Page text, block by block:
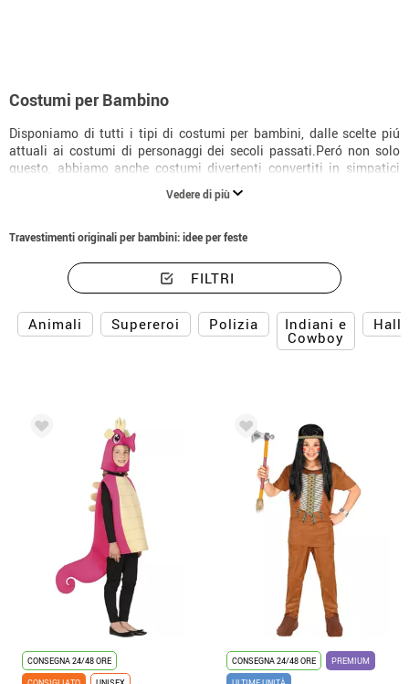
Costumi per Bambino
Disponiamo di tutti i tipi di costumi per bambini, dalle scelte piú
attuali ai costumi di personaggi dei secoli passati.Peró non solo
questo, abbiamo anche costumi divertenti convertiti in simpatici
animali, cosí come altre proposte delle quali si innamoreranno a
prima vista, tanto loro come i suoi genitori. Perché vedere i nostri
Vedere di più
Travestimenti originali per bambini: idee per feste
FILTRI
Animali Supereroi Polizia Indiani e
Cowboy
CONSEGNA 24/48 ORE
CONSEGNA 24/48 ORE
PREMIUM